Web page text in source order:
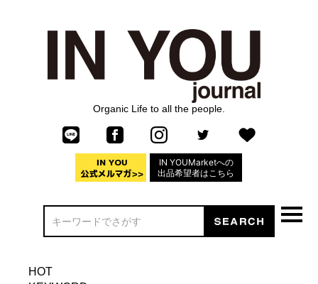
Organic Life to all the people.
IN YOUMarketへの
出品希望者はこちら
HOT